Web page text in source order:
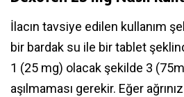
İlacın tavsiye edilen kullanım
bir bardak su ile bir tablet
1 (25 mg) olacak şekilde 3
aşılmaması gerekir. Eğer